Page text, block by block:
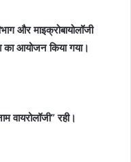
और माइक्रोबायोलॉजी
का आयोजन किया गया।
वायरोलॉजी” रही।